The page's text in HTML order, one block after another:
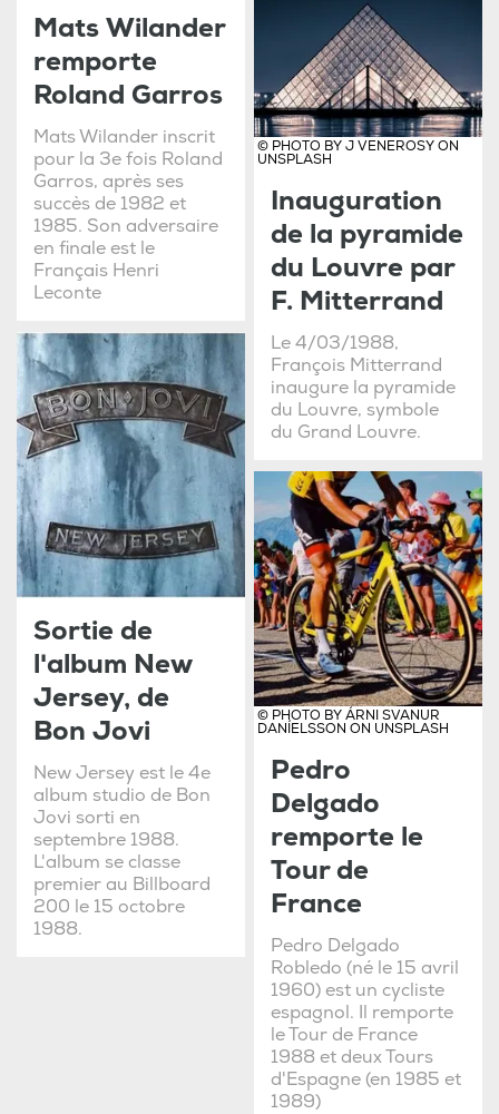
Mats Wilander
remporte
Roland Garros
Mats Wilander inscrit
pour la 3e fois Roland
Garros, après ses
succès de 1982 et
1985. Son adversaire
en finale est le
Français Henri
Leconte
© PHOTO BY J VENEROSY ON
UNSPLASH
Inauguration
de la pyramide
du Louvre par
F. Mitterrand
Le 4/03/1988,
François Mitterrand
inaugure la pyramide
du Louvre, symbole
du Grand Louvre.
Sortie de
l'album New
Jersey, de
Bon Jovi
New Jersey est le 4e
album studio de Bon
Jovi sorti en
septembre 1988.
L'album se classe
premier au Billboard
200 le 15 octobre
1988.
© PHOTO BY ÁRNI SVANUR
DANÍELSSON ON UNSPLASH
Pedro
Delgado
remporte le
Tour de
France
Pedro Delgado
Robledo (né le 15 avril
1960) est un cycliste
espagnol. Il remporte
le Tour de France
1988 et deux Tours
d'Espagne (en 1985 et
1989)